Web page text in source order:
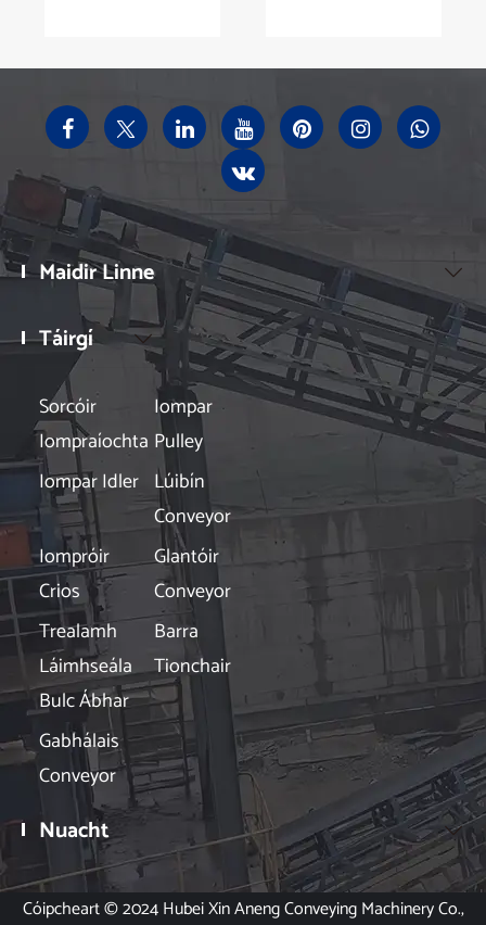
Maidir Linne 
Táirgí 
Sorcóir
Iompraíochta
Iompar
Pulley
Iompar Idler Lúibín
Conveyor
Iompróir
Crios
Glantóir
Conveyor
Trealamh
Láimhseála
Bulc Ábhar
Barra
Tionchair
Gabhálais
Conveyor
Nuacht 
Cóipcheart © 2024 Hubei Xin Aneng Conveying Machinery Co.,